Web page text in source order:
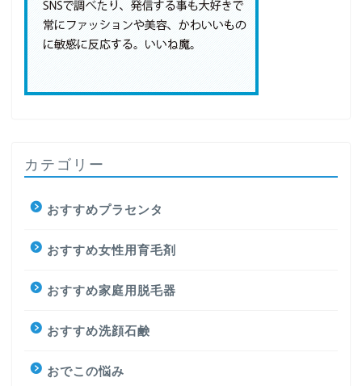
カテゴリー
おすすめプラセンタ
おすすめ女性用育毛剤
おすすめ家庭用脱毛器
おすすめ洗顔石鹸
おでこの悩み